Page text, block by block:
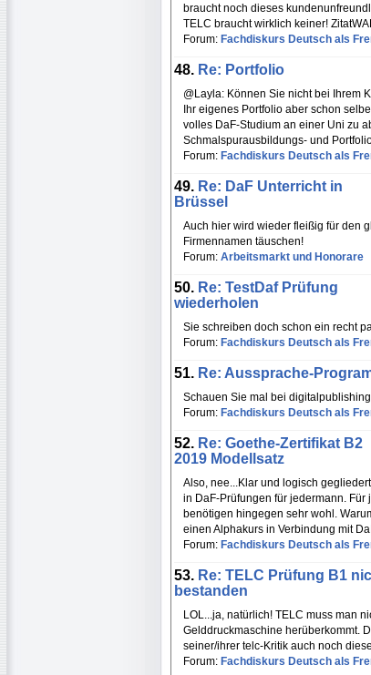
braucht noch dieses
TELC braucht wirklich keiner!
Forum: Fachdiskurs Deutsch als
48. Re: Portfolio
@Layla: Können Sie nicht bei Ihrem
Ihr eigenes Portfolio aber schon
volles DaF-Studium an einer Uni zu
Schmalspurausbildungs- und
Forum: Fachdiskurs Deutsch als
49. Re: DaF Unterricht in
Brüssel
Auch hier wird wieder fleißig für den
Firmennamen täuschen!
Forum: Arbeitsmarkt und Honorare
50. Re: TestDaf Prüfung
wiederholen
Sie schreiben doch schon ein recht
Forum: Fachdiskurs Deutsch als
51. Re: Aussprache-
Schauen Sie mal bei
Forum: Fachdiskurs Deutsch als
52. Re: Goethe-Zertifikat B2
2019 Modellsatz
Also, nee...Klar und logisch
in DaF-Prüfungen für jedermann.
benötigen hingegen sehr wohl.
einen Alphakurs in Verbindung mit
Forum: Fachdiskurs Deutsch als
53. Re: TELC Prüfung B1
bestanden
LOL...ja, natürlich! TELC muss man
Gelddruckmaschine herüberkommt.
seiner/ihrer telc-Kritik auch noch
Forum: Fachdiskurs Deutsch als